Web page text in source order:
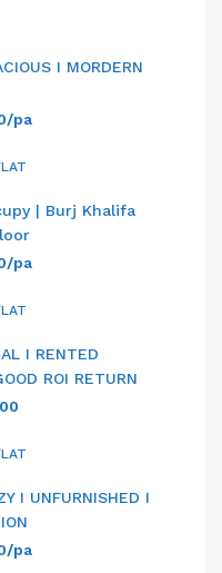
I MORDERN
pa
| Burj Khalifa
pa
I RENTED
ROI RETURN
I UNFURNISHED I
pa